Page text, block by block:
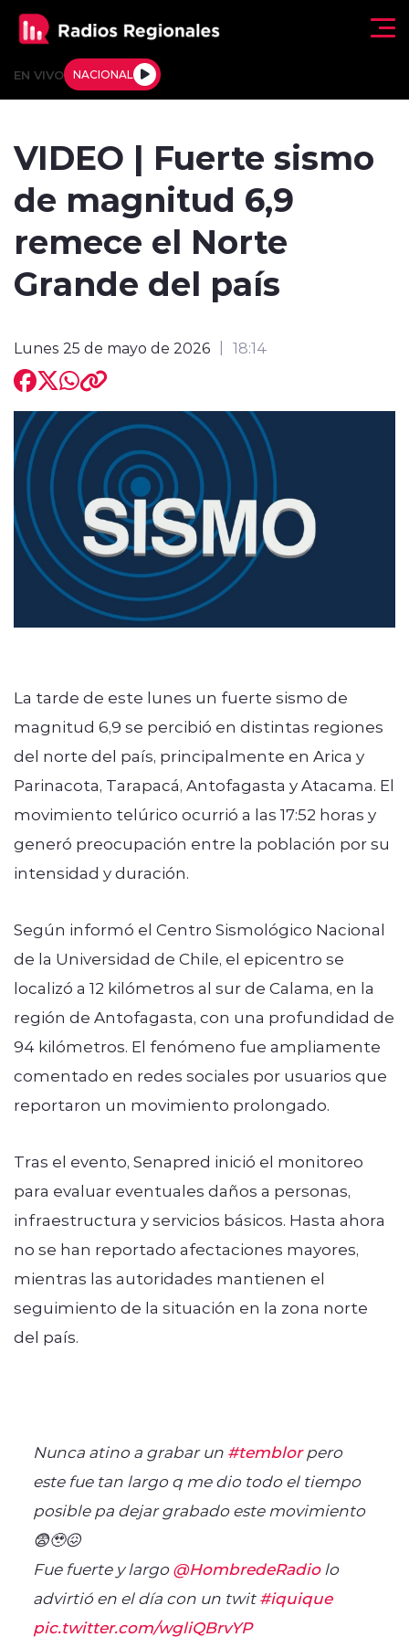
EN VIVO NACIONAL
Actualidad
Tendencias
Deportes
Regiones al Aire
Entrevistas
modo claro
VIDEO | Fuerte sismo
de magnitud 6,9
remece el Norte
Grande del país
Lunes 25 de mayo de 2026 18:14
La tarde de este lunes un fuerte sismo de
magnitud 6,9 se percibió en distintas regiones
del norte del país, principalmente en Arica y
Parinacota, Tarapacá, Antofagasta y Atacama. El
movimiento telúrico ocurrió a las 17:52 horas y
generó preocupación entre la población por su
intensidad y duración.
Según informó el Centro Sismológico Nacional
de la Universidad de Chile, el epicentro se
localizó a 12 kilómetros al sur de Calama, en la
región de Antofagasta, con una profundidad de
94 kilómetros. El fenómeno fue ampliamente
comentado en redes sociales por usuarios que
reportaron un movimiento prolongado.
Tras el evento, Senapred inició el monitoreo
para evaluar eventuales daños a personas,
infraestructura y servicios básicos. Hasta ahora
no se han reportado afectaciones mayores,
mientras las autoridades mantienen el
seguimiento de la situación en la zona norte
del país.
Nunca atino a grabar un #temblorpero
este fue tan largo q me dio todo el tiempo
posible pa dejar grabado este movimiento
😨🥹😖
Fue fuerte y largo@HombredeRadiolo
advirtió en el día con un twit#iquique
pic.twitter.com/wgliQBrvYP